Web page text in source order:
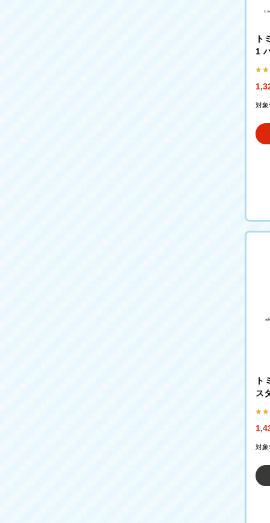
ト
1
対象
ト
ス
対象